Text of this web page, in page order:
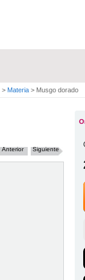
> Materia > Musgo dorado
Siguiente
Anterior